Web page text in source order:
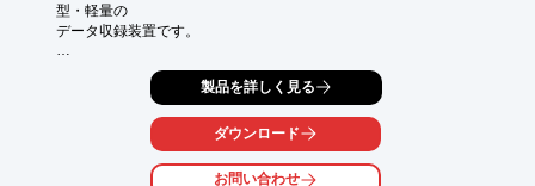
型・軽量の
データ収録装置です。
1ch 最高100kHzのサンプリング速度を持ち、刺激用のアナログ
低速記録から高速記録まで、学生の実習から専門的な記録まで幅
製品を詳しく見る
ダウンロード
お問い合わせ